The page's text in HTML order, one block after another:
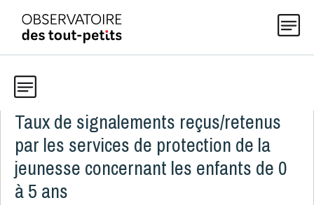
Thématiques
Explorer les données 0-5
Données
Taux de signalements reçus/retenus
par les services de protection de la
jeunesse concernant les enfants de 0
à 5 ans